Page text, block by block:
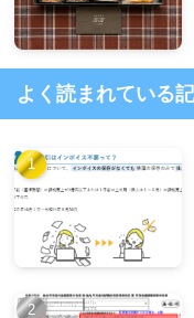
よく読まれている